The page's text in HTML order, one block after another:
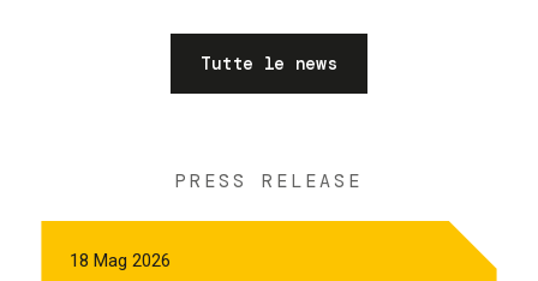
Tutte le news
PRESS RELEASE
18 Mag 2026